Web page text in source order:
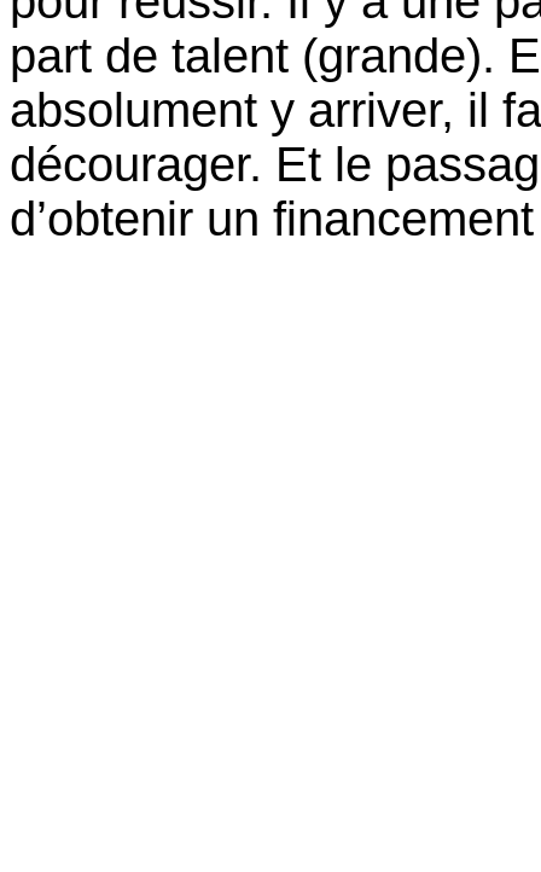
part de talent (grande).
absolument y arriver, il
décourager. Et le
d’obtenir un